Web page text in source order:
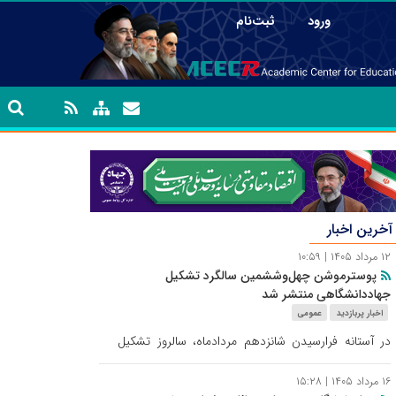
ورود | ثبت‌نام
اقتدار علمی در افق مقاومت/ ۷
ایسنا در کنار جهاد کشاورزی، صدای تولید است
آخرین اخبار
۱۲ مرداد ۱۴۰۵ | ۱۰:۵۹
پوسترموشن چهل‌وششمین سالگرد تشکیل
جهاددانشگاهی منتشر شد
اخبار پربازدید عمومی
در آستانه فرارسیدن شانزدهم مردادماه، سالروز تشکیل
جهاددانشگاهی، پوسترموشن چهل‌وششمین سالگرد این
نهاد با شعار «جهاددانشگاهی؛ اقتدار علمی در افق
۱۶ مرداد ۱۴۰۵ | ۱۵:۲۸